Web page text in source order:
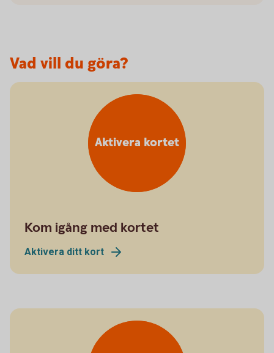
Vad vill du göra?
Aktivera kortet
Kom igång med kortet
Aktivera ditt kort